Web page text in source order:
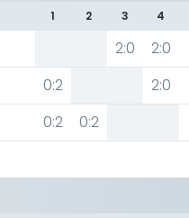
1 2 3 4
2:0 2:0
0:2 2:0
0:2 0:2